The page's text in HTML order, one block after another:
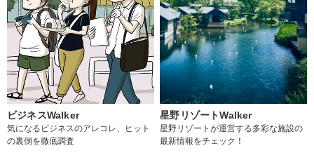
ビジネスWalker
気になるビジネスのアレコレ、ヒット
の裏側を徹底調査
星野リゾートWalker
星野リゾートが運営する多彩な施設の
最新情報をチェック！